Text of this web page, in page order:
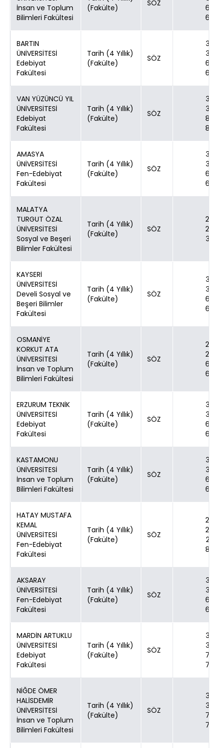
İnsan ve Toplum
Bilimleri Fakültesi
(Fakülte)
SÖZ
60
60
BARTIN
ÜNİVERSİTESİ
Edebiyat
Fakültesi
Tarih (4 Yıllık)
(Fakülte)
SÖZ
30
30
60
60
VAN YÜZÜNCÜ YIL
ÜNİVERSİTESİ
Edebiyat
Fakültesi
Tarih (4 Yıllık)
(Fakülte)
SÖZ
30
30
80
80
AMASYA
ÜNİVERSİTESİ
Fen-Edebiyat
Fakültesi
Tarih (4 Yıllık)
(Fakülte)
SÖZ
30
30
60
60
MALATYA
TURGUT ÖZAL
ÜNİVERSİTESİ
Sosyal ve Beşeri
Bilimler Fakültesi
Tarih (4 Yıllık)
(Fakülte)
SÖZ
24
24
30
KAYSERİ
ÜNİVERSİTESİ
Develi Sosyal ve
Beşeri Bilimler
Fakültesi
Tarih (4 Yıllık)
(Fakülte)
SÖZ
30
30
60
60
OSMANİYE
KORKUT ATA
ÜNİVERSİTESİ
İnsan ve Toplum
Bilimleri Fakültesi
Tarih (4 Yıllık)
(Fakülte)
SÖZ
24
24
60
60
ERZURUM TEKNİK
ÜNİVERSİTESİ
Edebiyat
Fakültesi
Tarih (4 Yıllık)
(Fakülte)
SÖZ
30
30
60
60
KASTAMONU
ÜNİVERSİTESİ
İnsan ve Toplum
Bilimleri Fakültesi
Tarih (4 Yıllık)
(Fakülte)
SÖZ
30
30
60
60
HATAY MUSTAFA
KEMAL
ÜNİVERSİTESİ
Fen-Edebiyat
Fakültesi
Tarih (4 Yıllık)
(Fakülte)
SÖZ
24
24
20
80
AKSARAY
ÜNİVERSİTESİ
Fen-Edebiyat
Fakültesi
Tarih (4 Yıllık)
(Fakülte)
SÖZ
30
30
60
60
MARDİN ARTUKLU
ÜNİVERSİTESİ
Edebiyat
Fakültesi
Tarih (4 Yıllık)
(Fakülte)
SÖZ
30
30
70
70
NİĞDE ÖMER
HALİSDEMİR
ÜNİVERSİTESİ
İnsan ve Toplum
Bilimleri Fakültesi
Tarih (4 Yıllık)
(Fakülte)
SÖZ
30
30
70
70